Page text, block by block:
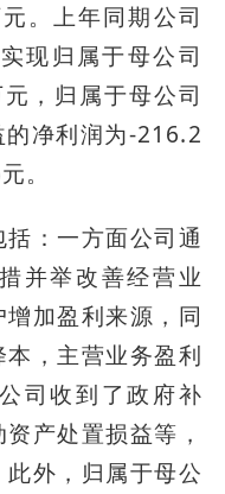
。上年同期公司
现归属于母公司
，归属于母公司
的净利润为-216.2
。
：一方面公司通
并举改善经营业
加盈利来源，同
，主营业务盈利
司收到了政府补
产处置损益等，
外，归属于母公